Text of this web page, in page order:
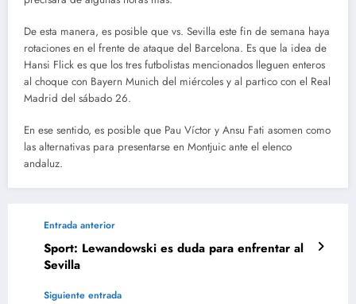
De esta manera, es posible que vs. Sevilla este fin de semana haya
rotaciones en el frente de ataque del Barcelona. Es que la idea de
Hansi Flick es que los tres futbolistas mencionados lleguen enteros
al choque con Bayern Munich del miércoles y al partico con el Real
Madrid del sábado 26.
En ese sentido, es posible que Pau Víctor y Ansu Fati asomen como
las alternativas para presentarse en Montjuic ante el elenco
andaluz.
Entrada anterior
Sport: Lewandowski es duda para enfrentar al
Sevilla
Siguiente entrada